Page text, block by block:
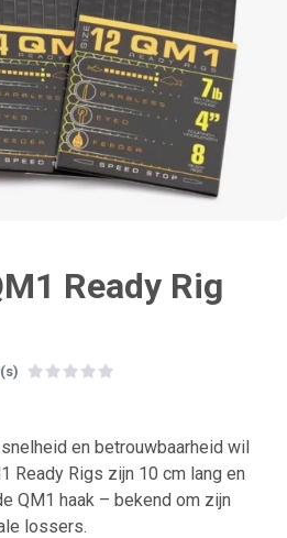
Ready Rig
en betrouwbaarheid wil
Ready Rigs zijn 10 cm lang en
QM1 haak – bekend om zijn
lossers.